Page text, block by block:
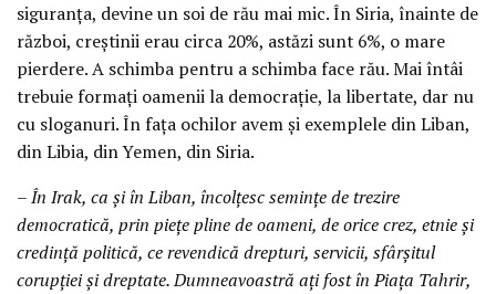
siguranța, devine un soi de rău mai mic. În Siria, înainte de
război, creștinii erau circa 20%, astăzi sunt 6%, o mare
pierdere. A schimba pentru a schimba face rău. Mai întâi
trebuie formați oamenii la democrație, la libertate, dar nu
cu sloganuri. În fața ochilor avem și exemplele din Liban,
din Libia, din Yemen, din Siria.
– În Irak, ca și în Liban, încolțesc semințe de trezire
democratică, prin piețe pline de oameni, de orice crez, etnie și
credință politică, ce revendică drepturi, servicii, sfârșitul
corupției și dreptate. Dumneavoastră ați fost în Piața Tahrir,